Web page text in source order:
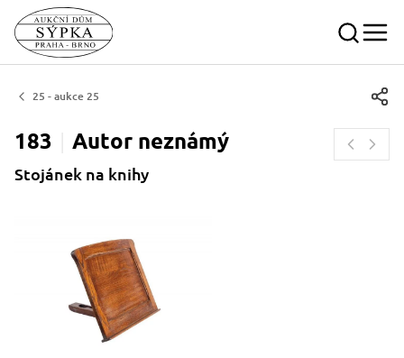
25 - aukce 25
183 Autor neznámý
Stojánek na knihy